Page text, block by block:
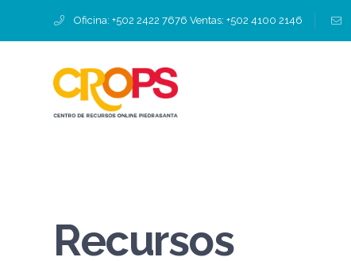
Oficina: +502 2422 7676 Ventas: +502 4100 2146
Recursos